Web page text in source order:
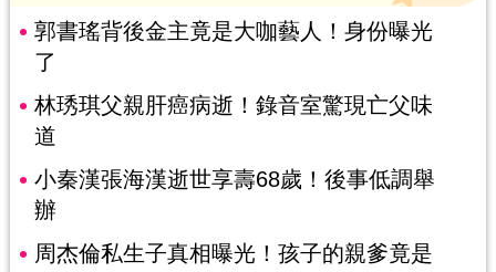
郭書瑤背後金主竟是大咖藝人！身份曝光
了
林琇琪父親肝癌病逝！錄音室驚現亡父味
道
小秦漢張海漢逝世享壽68歲！後事低調舉
辦
周杰倫私生子真相曝光！孩子的親爹竟是